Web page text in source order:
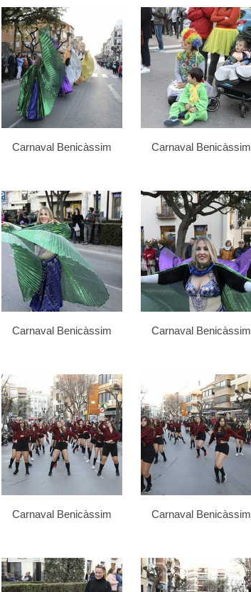
Carnaval Benicàssim Carnaval Benicàssim
Carnaval Benicàssim Carnaval Benicàssim
Carnaval Benicàssim Carnaval Benicàssim